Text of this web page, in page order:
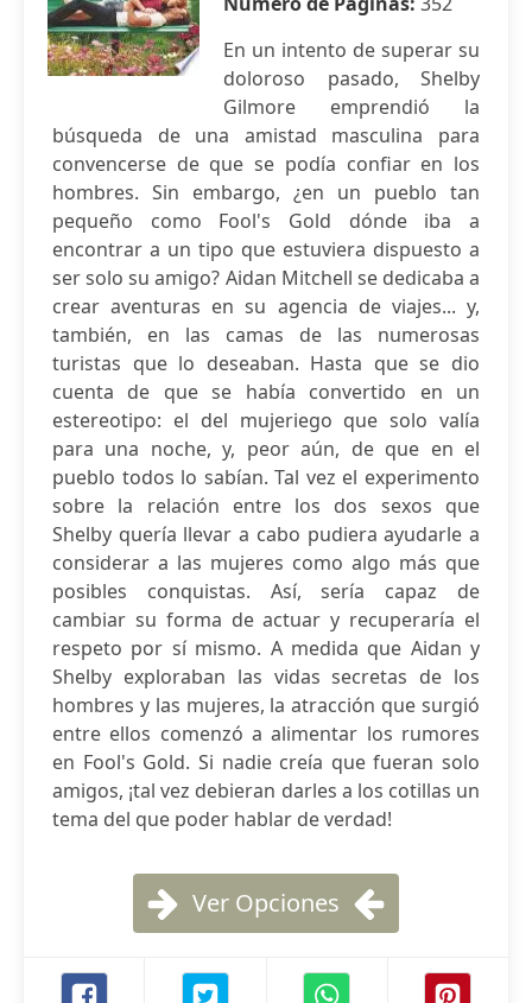
En un intento de superar su
doloroso pasado, Shelby
Gilmore emprendió la
búsqueda de una amistad masculina para
convencerse de que se podía confiar en los
hombres. Sin embargo, ¿en un pueblo tan
pequeño como Fool's Gold dónde iba a
encontrar a un tipo que estuviera dispuesto a
ser solo su amigo? Aidan Mitchell se dedicaba a
crear aventuras en su agencia de viajes... y,
también, en las camas de las numerosas
turistas que lo deseaban. Hasta que se dio
cuenta de que se había convertido en un
estereotipo: el del mujeriego que solo valía
para una noche, y, peor aún, de que en el
pueblo todos lo sabían. Tal vez el experimento
sobre la relación entre los dos sexos que
Shelby quería llevar a cabo pudiera ayudarle a
considerar a las mujeres como algo más que
posibles conquistas. Así, sería capaz de
cambiar su forma de actuar y recuperaría el
respeto por sí mismo. A medida que Aidan y
Shelby exploraban las vidas secretas de los
hombres y las mujeres, la atracción que surgió
entre ellos comenzó a alimentar los rumores
en Fool's Gold. Si nadie creía que fueran solo
amigos, ¡tal vez debieran darles a los cotillas un
tema del que poder hablar de verdad!
Ver Opciones